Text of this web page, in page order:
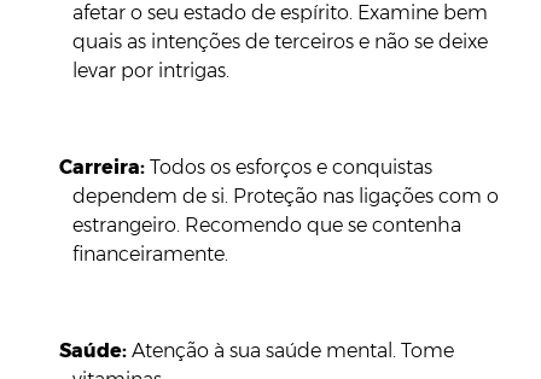
afetar o seu estado de espírito. Examine bem
quais as intenções de terceiros e não se deixe
levar por intrigas.
Carreira: Todos os esforços e conquistas
dependem de si. Proteção nas ligações com o
estrangeiro. Recomendo que se contenha
financeiramente.
Saúde: Atenção à sua saúde mental. Tome